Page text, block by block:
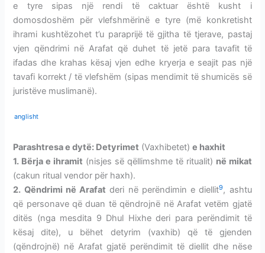
e tyre sipas një rendi të caktuar është kusht i
domosdoshëm për vlefshmërinë e tyre (më konkretisht
ihrami kushtëzohet t’u paraprijë të gjitha të tjerave, pastaj
vjen qëndrimi në Arafat që duhet të jetë para tavafit të
ifadas dhe krahas kësaj vjen edhe kryerja e seajit pas një
tavafi korrekt / të vlefshëm (sipas mendimit të shumicës së
juristëve muslimanë).
anglisht
Parashtresa e dytë: Detyrimet (Vaxhibetet)e haxhit
1. Bërja e ihramit (nisjes së qëllimshme të ritualit) në mikat
(cakun ritual vendor për haxh).
2. Qëndrimi në Arafat deri në perëndimin e diellit9, ashtu
që personave që duan të qëndrojnë në Arafat vetëm gjatë
ditës (nga mesdita 9 Dhul Hixhe deri para perëndimit të
kësaj dite), u bëhet detyrim (vaxhib) që të gjenden
(qëndrojnë) në Arafat gjatë perëndimit të diellit dhe nëse